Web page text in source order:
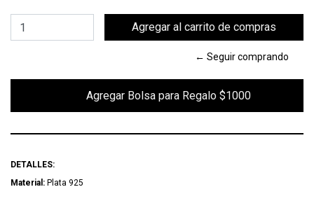
← Seguir comprando
DETALLES:
Material: Plata 925